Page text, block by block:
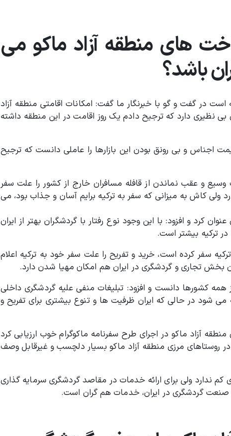
های منطقه آزاد ماکو می
باشد؟
است در گفت و گو با خبرنگار ما گفت: امکانات اقامتی منطقه آزاد
دارد که ترجیح دادم یک روز اقامت در این منطقه داشته
اجناس و بی رونق بودن این بازارها را عاملی دانست که ترجیح
وسیع و عقب نماندن از قافله مسافران خارج از کشور را علت سفر
ولی کاش به میزانی که سفر به ترکیه برایم آسان و جذاب بود، می
کرد و افزود: با این وجود نوع رفتار با گردشگران بهتر از ایران
ترکیه بیشتر است.
سفر کرده است، خرید و تفریح را علت سفر خود به ترکیه اعلام
بخش تجاری و گردشگری در ایران هم امکان مهیا شدن دارد.
کشورها دانست و افزود: تبلیغات منفی علیه گردشگری داخلی
می شود در حالی که ایران ظرفیت ها و تنوع بیشتری برای تفریح و
آزاد ماکو در اجرای طرح سفرنامه ماکوگرام خوب ارزیابی کرد
روستاهای مرزی منطقه آزاد ماکو بسیار دلچسب و غیرقابل وصف
ندارد ولی برای ارائه خدمات در مقاصد گردشگری سرمایه گذاری
گردشگری در ایران، خدمات هم گران است.